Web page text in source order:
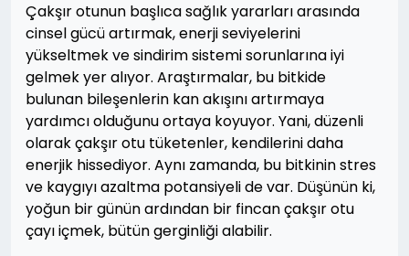
Çakşır otunun başlıca sağlık yararları arasında
cinsel gücü artırmak, enerji seviyelerini
yükseltmek ve sindirim sistemi sorunlarına iyi
gelmek yer alıyor. Araştırmalar, bu bitkide
bulunan bileşenlerin kan akışını artırmaya
yardımcı olduğunu ortaya koyuyor. Yani, düzenli
olarak çakşır otu tüketenler, kendilerini daha
enerjik hissediyor. Aynı zamanda, bu bitkinin stres
ve kaygıyı azaltma potansiyeli de var. Düşünün ki,
yoğun bir günün ardından bir fincan çakşır otu
çayı içmek, bütün gerginliği alabilir.